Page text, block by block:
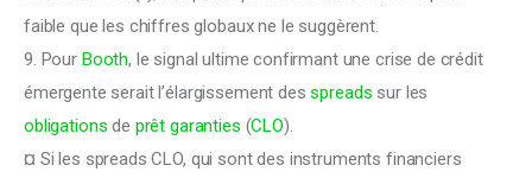
faible que les chiffres globaux ne le suggèrent.
9. Pour Booth, le signal ultime confirmant une crise de crédit
émergente serait l’élargissement des spreads sur les
obligations de prêt garanties (CLO).
¤ Si les spreads CLO, qui sont des instruments financiers